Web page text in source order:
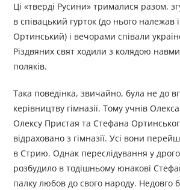
Ці «тверді Русини» трималися разом,
в співацький гурток (до нього належав
Ортинський) і вечорами співали
Різдвяних свят ходили з колядою
поляків.
Така поведінка, звичайно, була не до
керівництву гімназії. Тому учнів
Олексу Пристая та Стефана
відраховано з гімназії. Усі вони
в Стрию. Однак переслідування у
розбудило в тодішньому юнакові
палку любов до свого народу. Недовго